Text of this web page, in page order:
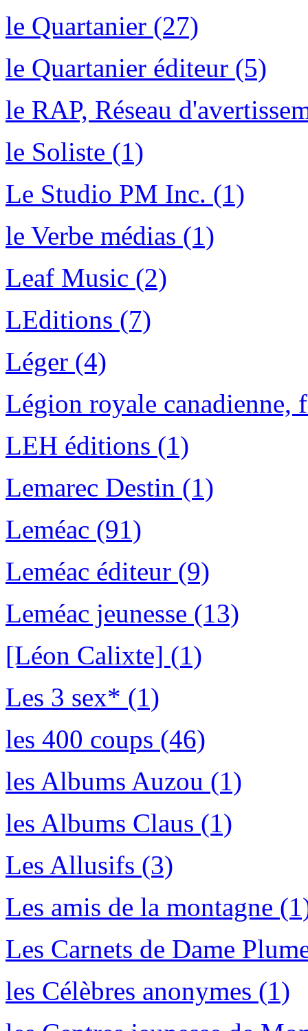
le Quartanier (27)
le Quartanier éditeur (5)
le RAP, Réseau
le Soliste (1)
Le Studio PM Inc. (1)
le Verbe médias (1)
Leaf Music (2)
LEditions (7)
Léger (4)
Légion royale canadienne,
LEH éditions (1)
Lemarec Destin (1)
Leméac (91)
Leméac éditeur (9)
Leméac jeunesse (13)
[Léon Calixte] (1)
Les 3 sex* (1)
les 400 coups (46)
les Albums Auzou (1)
les Albums Claus (1)
Les Allusifs (3)
Les amis de la montagne
Les Carnets de Dame
les Célèbres anonymes (1)